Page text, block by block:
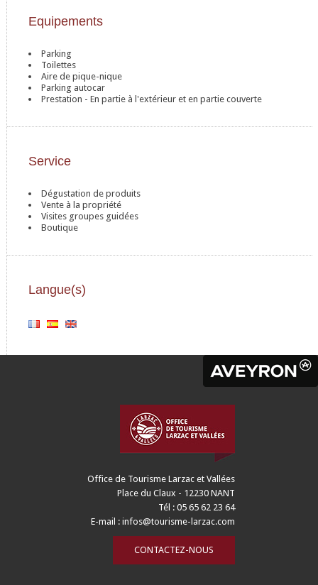
Equipements
Parking
Toilettes
Aire de pique-nique
Parking autocar
Prestation - En partie à l'extérieur et en partie couverte
Service
Dégustation de produits
Vente à la propriété
Visites groupes guidées
Boutique
Langue(s)
Office de Tourisme Larzac et Vallées
Place du Claux - 12230 NANT
Tél : 05 65 62 23 64
E-mail :infos@tourisme-larzac.com
CONTACTEZ-NOUS